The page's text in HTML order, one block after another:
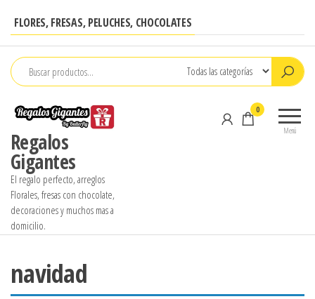
contenido
FLORES, FRESAS, PELUCHES, CHOCOLATES
Regalos
Gigantes
El regalo perfecto, arreglos
Florales, fresas con chocolate,
decoraciones y muchos mas a
domicilio.
Menú
0
navidad